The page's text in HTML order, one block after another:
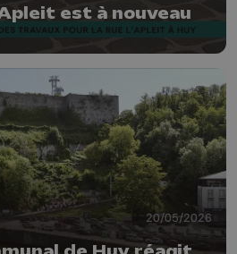
est à nouveau
20/05/2026